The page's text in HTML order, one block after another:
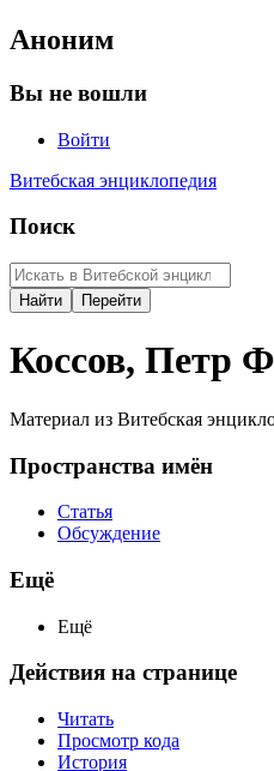
Аноним
Вы не вошли
Войти
Витебская энциклопедия
Поиск
Коссов, Петр
Материал из Витебская
Пространства имён
Статья
Обсуждение
Ещё
Ещё
Действия на странице
Читать
Просмотр кода
История